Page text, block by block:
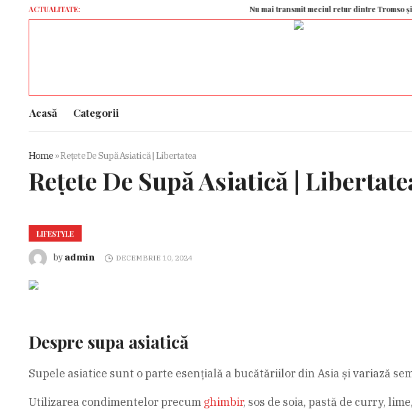
ACTUALITATE: Nu mai transmit meciul retur dintre Tromso și CFR
Acasă Categorii
Home »Reţete De Supă Asiatică | Libertatea
Reţete De Supă Asiatică |
LIFESTYLE
by admin DECEMBRIE 10, 2024
Despre supa asiatică
Supele asiatice sunt o parte esențială a bucătăriilor din Asia și variază
Utilizarea condimentelor precum ghimbir, sos de soia, pastă de curry,